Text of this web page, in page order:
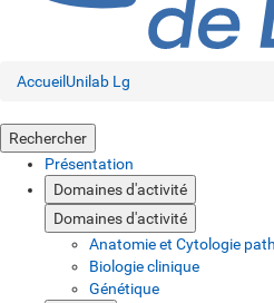
Accueil Unilab Lg
Rechercher
Présentation
Domaines d'activité
Domaines d'activité
Anatomie et Cytologie
Biologie clinique
Génétique